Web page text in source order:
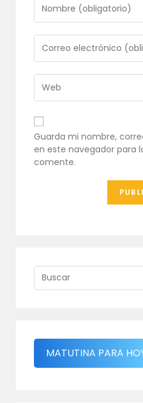
tu
nombre
o
nombre
de
usuario
para
comentar
tu
dirección
de
correo
electrónico
para
comentar
URL
de
tu
web
(opcional)
Guarda mi nombre,
en este navegador para
comente.
MATUTINA PARA